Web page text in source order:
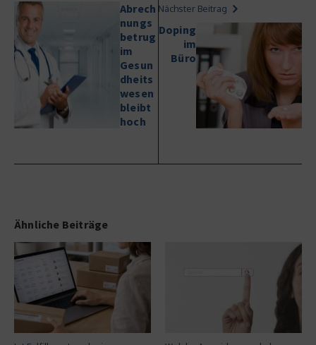
Abrech
nungs
betrug
im
Gesun
dheits
wesen
bleibt
hoch
Nächster Beitrag
Doping
im
Büro
Ähnliche Beiträge